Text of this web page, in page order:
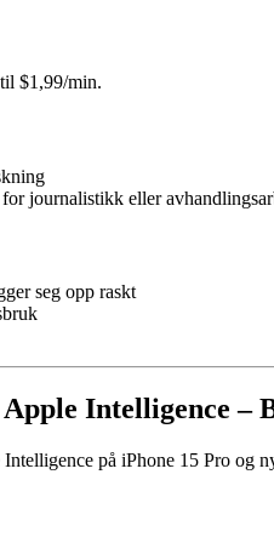
$1,99/min.
journalistikk eller
seg opp raskt
Intelligence –
på iPhone 15 Pro og